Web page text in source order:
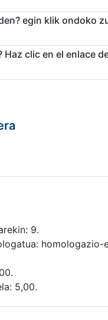
egin klik ondoko
clic en el enlace
9.
homologazio-
5,00.